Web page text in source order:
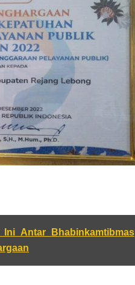
Antar Bhabinkamtibmas